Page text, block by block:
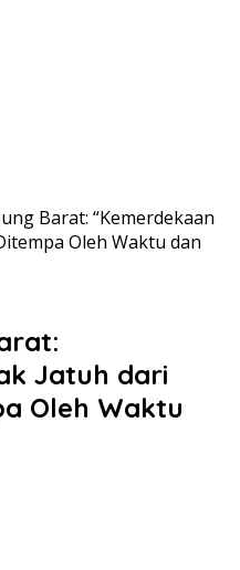
Barat: “Kemerdekaan
Oleh Waktu dan
Jatuh dari
Oleh Waktu